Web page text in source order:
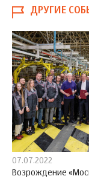
ДРУГИЕ
07.07.2022
Возрождение